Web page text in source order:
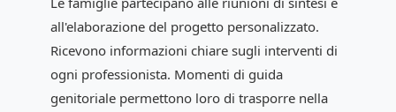
all'elaborazione del progetto personalizzato.
Ricevono informazioni chiare sugli interventi di
ogni professionista. Momenti di guida
genitoriale permettono loro di trasporre nella